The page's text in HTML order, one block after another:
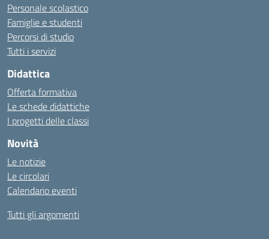
Personale scolastico
Famiglie e studenti
Percorsi di studio
Tutti i servizi
Didattica
Offerta formativa
Le schede didattiche
I progetti delle classi
Novità
Le notizie
Le circolari
Calendario eventi
Tutti gli argomenti